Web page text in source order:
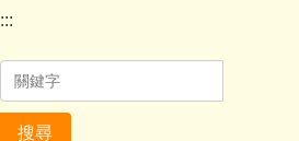
:::
搜尋